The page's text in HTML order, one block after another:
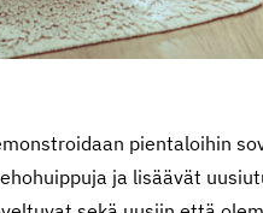
pientaloihin
ja lisäävät